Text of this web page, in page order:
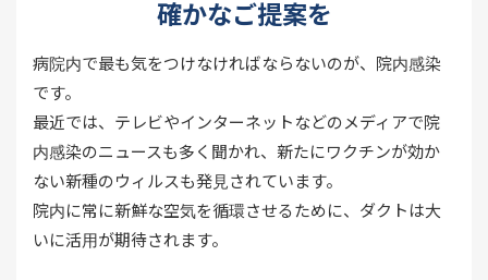
確かなご提案を
病院内で最も気をつけなければならないのが、院内感染
です。
最近では、テレビやインターネットなどのメディアで院
内感染のニュースも多く聞かれ、新たにワクチンが効か
ない新種のウィルスも発見されています。
院内に常に新鮮な空気を循環させるために、ダクトは大
いに活用が期待されます。